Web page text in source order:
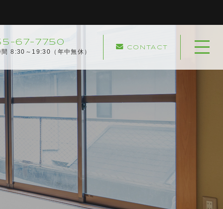
67-7750
間 8:30～19:30（年中無休）
CONTACT
ホーム
協力企業
キャンペーン
サービスメニュー
サービスの流れ
よくある質問